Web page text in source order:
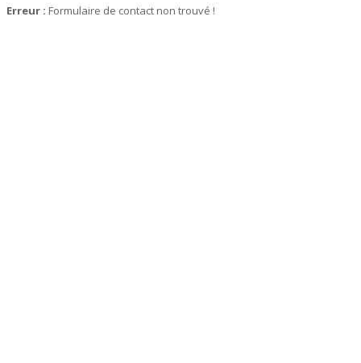
Erreur : Formulaire de contact non trouvé !